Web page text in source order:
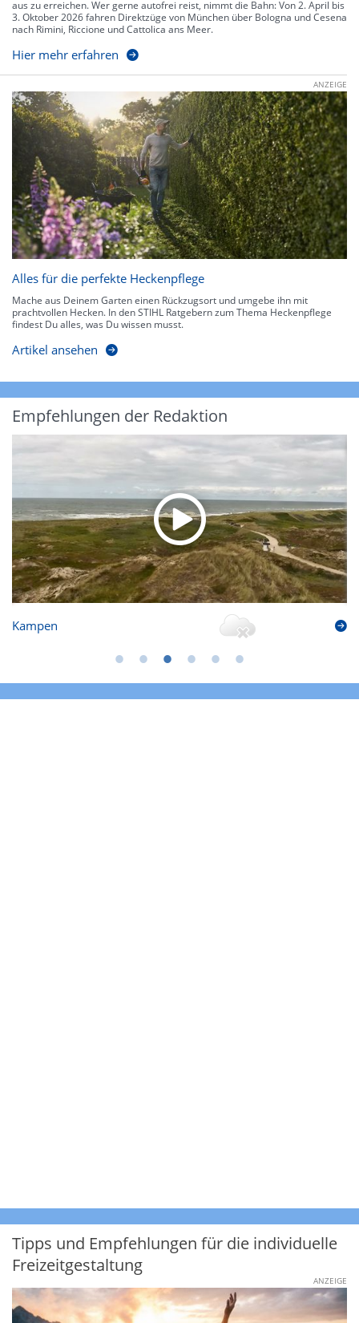
aus zu erreichen. Wer gerne autofrei reist, nimmt die Bahn: Von 2. April bis
3. Oktober 2026 fahren Direktzüge von München über Bologna und Cesena
nach Rimini, Riccione und Cattolica ans Meer.
Hier mehr erfahren
ANZEIGE
Alles für die perfekte Heckenpflege
Mache aus Deinem Garten einen Rückzugsort und umgebe ihn mit
prachtvollen Hecken. In den STIHL Ratgebern zum Thema Heckenpflege
findest Du alles, was Du wissen musst.
Artikel ansehen
Empfehlungen der Redaktion
Kampen
Tipps und Empfehlungen für die individuelle
Freizeitgestaltung
ANZEIGE